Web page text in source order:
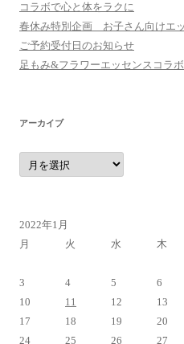
コラボで心と体をラクに
春休み特別企画 お子さん向けエ
ご予約受付日のお知らせ
足もみ&フラワーエッセンスコラ
アーカイブ
ア
ー
カ
2022年1月
月
火 水 木
3
4 5 6
10
11 12 13
17
18 19 20
24
25 26 27